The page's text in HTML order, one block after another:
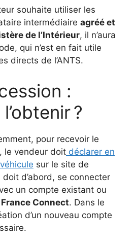
souhaite utiliser les
intermédiaire agréé et
de l’Intérieur, il n’aura
qui n’est en fait utile
directs de l’ANTS.
:
?
pour recevoir le
le vendeur doit déclarer en
sur le site de
doit d’abord, se connecter
un compte existant ou
France Connect. Dans le
d’un nouveau compte